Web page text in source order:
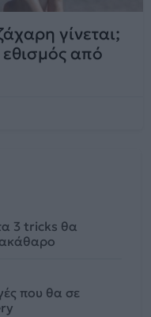
γίνεται;
από
3 tricks θα
που θα σε